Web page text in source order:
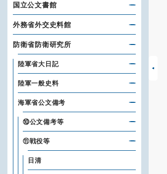
国立公文書館
外務省外交史料館
防衛省防衛研究所
陸軍省大日記
陸軍一般史料
海軍省公文備考
⑩公文備考等
⑪戦役等
日清